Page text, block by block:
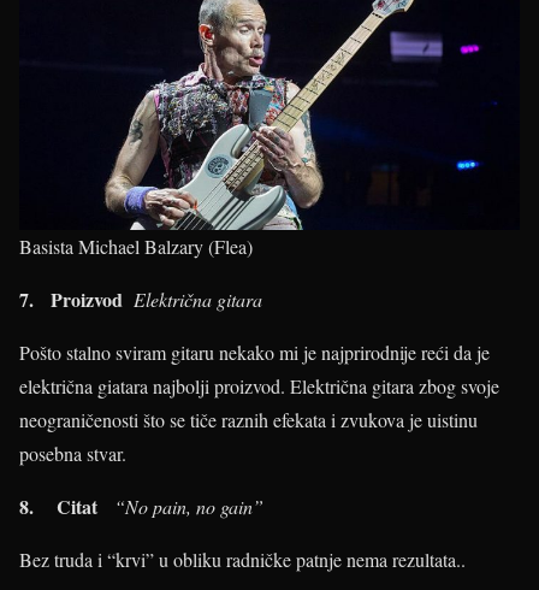
Basista Michael Balzary (Flea)
7. Proizvod Električna gitara
Pošto stalno sviram gitaru nekako mi je najprirodnije reći da je
električna giatara najbolji proizvod. Električna gitara zbog svoje
neograničenosti što se tiče raznih efekata i zvukova je uistinu
posebna stvar.
8. Citat “No pain, no gain”
Bez truda i “krvi” u obliku radničke patnje nema rezultata..